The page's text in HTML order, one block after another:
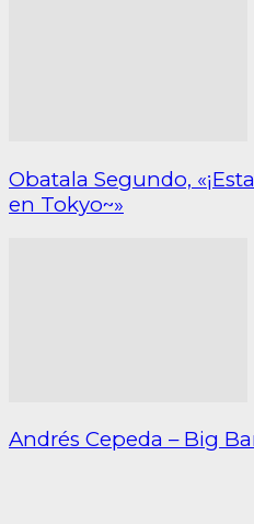
Obatala Segundo,
en Tokyo~»
Andrés Cepeda – Big